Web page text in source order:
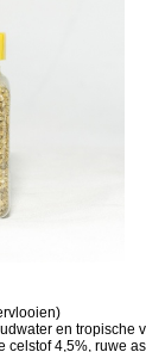
en tropische
celstof 4,5%, ruwe